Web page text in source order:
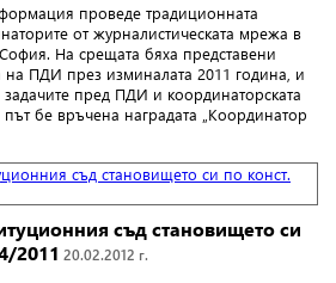
проведе традиционната
от журналистическата мрежа в
На срещата бяха представени
на ПДИ през изминалата 2011 година, и
пред ПДИ и координаторската
бе връчена наградата „Координатор
съд становището си
2011 20.02.2012 г.